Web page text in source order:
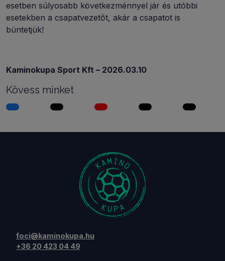
esetben súlyosabb következménnyel jár és utóbbi
esetekben a csapatvezetőt, akár a csapatot is
büntetjük!
Kaminokupa Sport Kft – 2026.03.10
Kövess minket
foci@kaminokupa.hu
+36 20 423 04 49